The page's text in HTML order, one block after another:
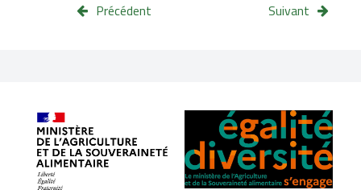
Suivant
Précédent